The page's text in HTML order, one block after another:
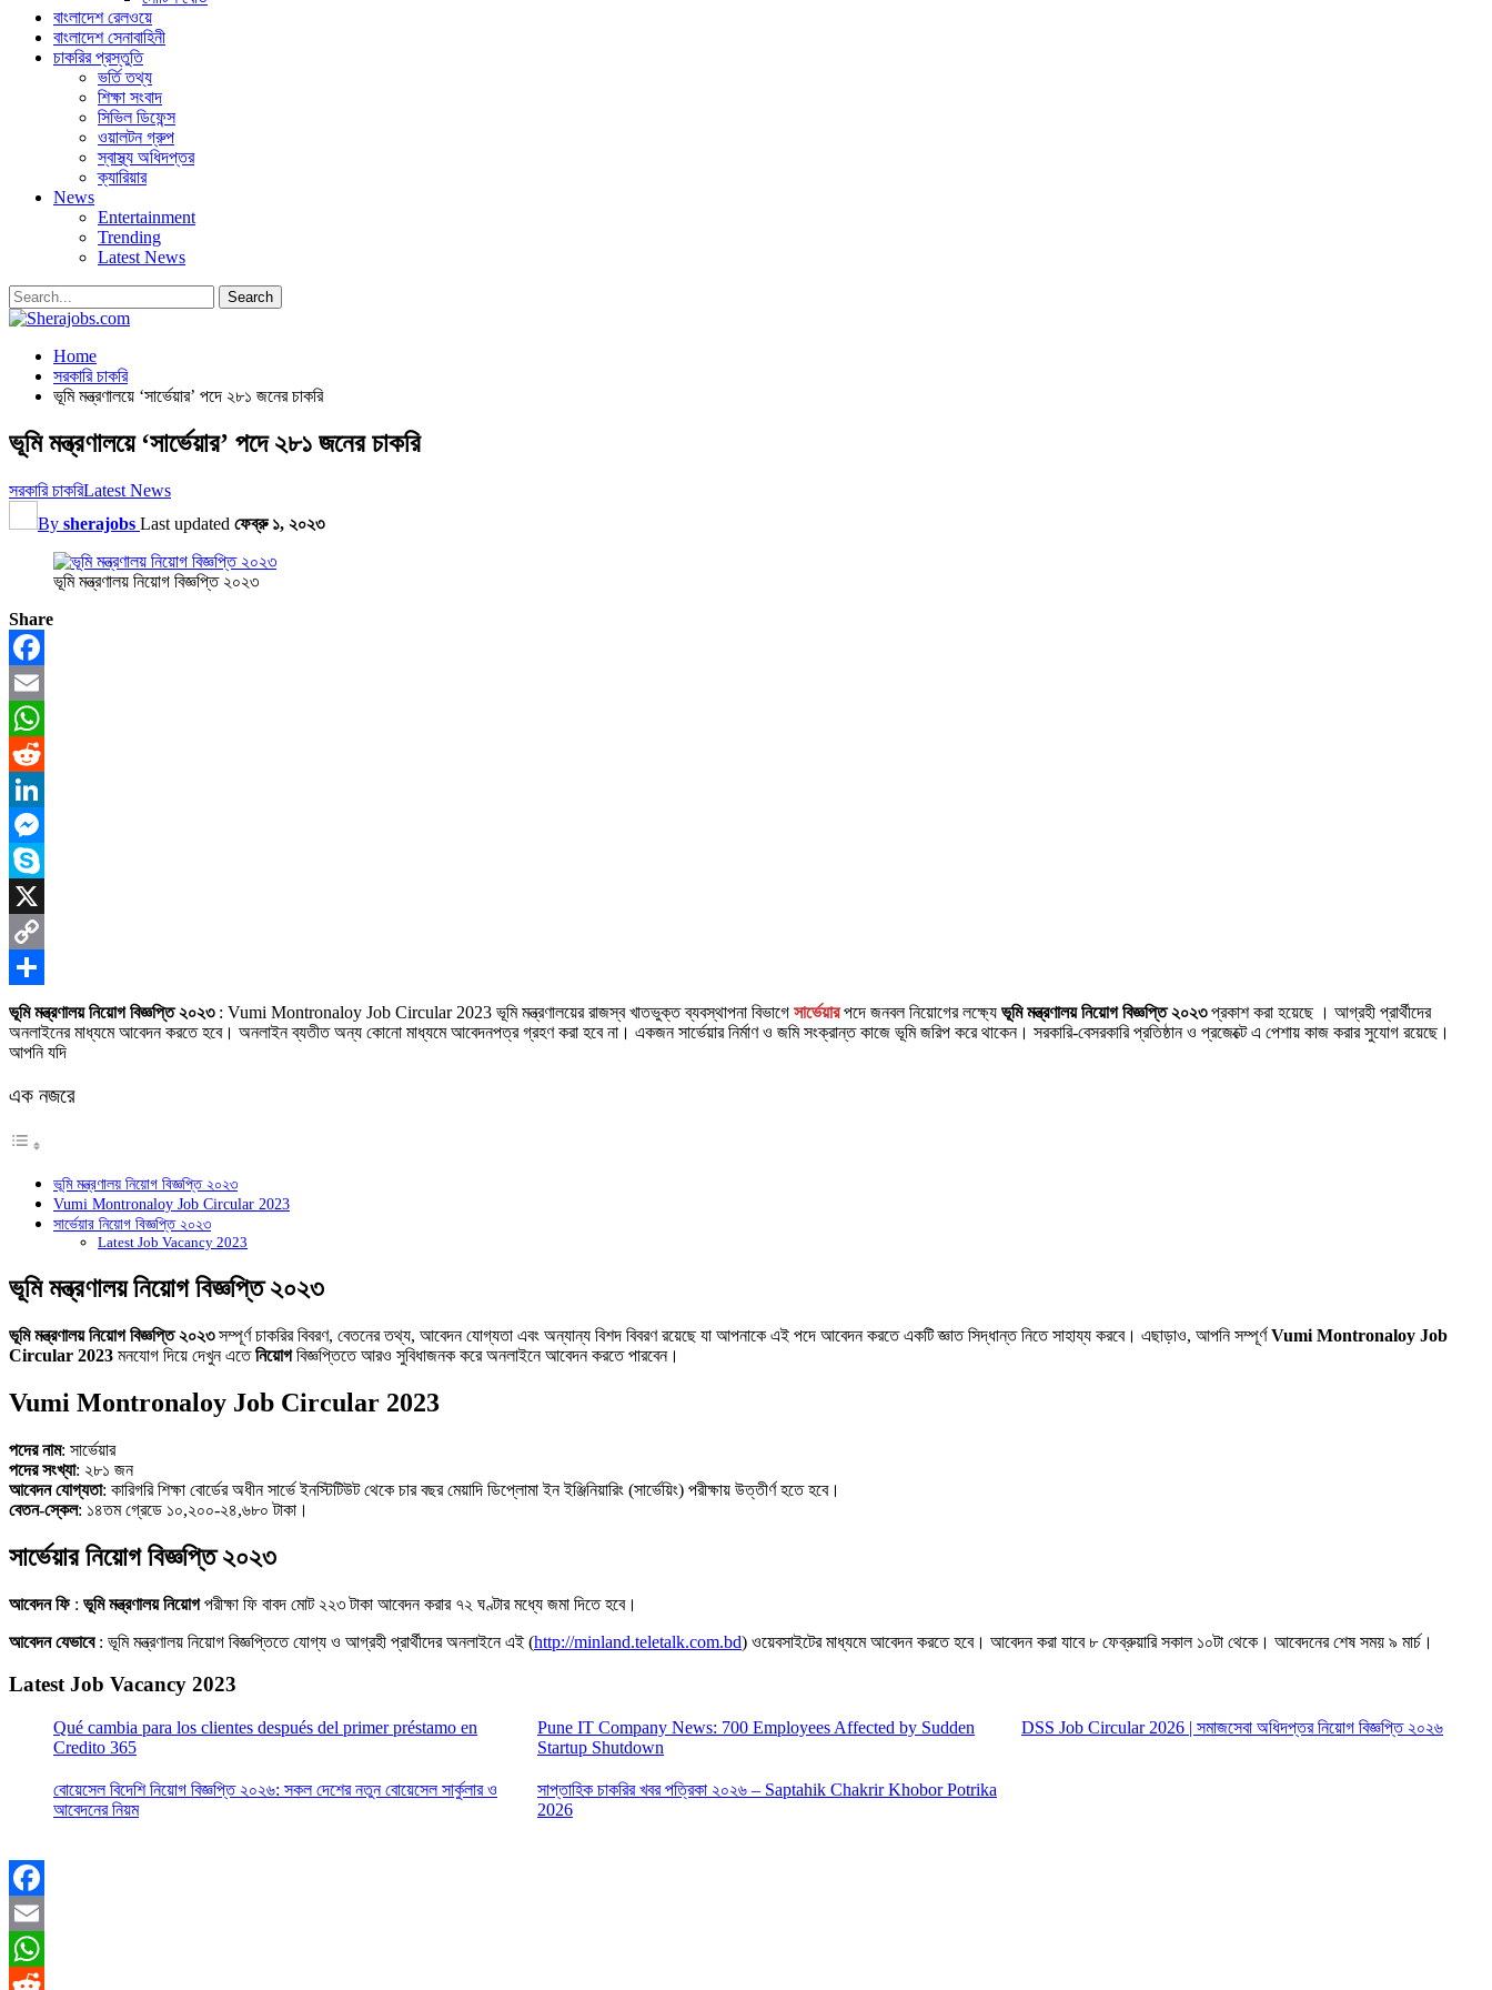
বাংলাদেশ রেলওয়ে
বাংলাদেশ সেনাবাহিনী
চাকরির প্রস্তুতি
ভর্তি তথ্য
শিক্ষা সংবাদ
সিভিল ডিফেন্স
ওয়ালটন গ্রুপ
স্বাস্থ্য অধিদপ্তর
ক্যারিয়ার
News
Entertainment
Trending
Latest News
Home
সরকারি চাকরি
ভূমি মন্ত্রণালয়ে ‘সার্ভেয়ার’ পদে ২৮১ জনের চাকরি
ভূমি মন্ত্রণালয়ে ‘সার্ভেয়ার’ পদে ২৮১ জনের চাকরি
সরকারি চাকরিLatest News
By sherajobs Last updated ফেব্রু ১, ২০২৩
ভূমি মন্ত্রণালয় নিয়োগ বিজ্ঞপ্তি ২০২৩
Share
Facebook
Email
WhatsApp
Reddit
LinkedIn
Messenger
Skype
X
Copy
Link
Share
ভূমি মন্ত্রণালয় নিয়োগ বিজ্ঞপ্তি ২০২৩: Vumi Montronaloy Job Circular 2023 ভূমি মন্ত্রণালয়ের রাজস্ব খাতভুক্ত ব্যবস্থাপনা বিভাগে সার্ভেয়ারপদে জনবল নিয়োগের লক্ষ্যে ভূমি মন্ত্রণালয় নিয়োগ বিজ্ঞপ্তি ২০২৩প্রকাশ করা হয়েছে । আগ্রহী প্রার্থীদের
অনলাইনের মাধ্যমে আবেদন করতে হবে। অনলাইন ব্যতীত অন্য কোনো মাধ্যমে আবেদনপত্র গ্রহণ করা হবে না। একজন সার্ভেয়ার নির্মাণ ও জমি সংক্রান্ত কাজে ভূমি জরিপ করে থাকেন। সরকারি-বেসরকারি প্রতিষ্ঠান ও প্রজেক্টে এ পেশায় কাজ করার সুযোগ রয়েছে।
আপনি যদি
এক নজরে
ভূমি মন্ত্রণালয় নিয়োগ বিজ্ঞপ্তি ২০২৩
Vumi Montronaloy Job Circular 2023
সার্ভেয়ার নিয়োগ বিজ্ঞপ্তি ২০২৩
Latest Job Vacancy 2023
ভূমি মন্ত্রণালয় নিয়োগ বিজ্ঞপ্তি ২০২৩
ভূমি মন্ত্রণালয় নিয়োগ বিজ্ঞপ্তি ২০২৩সম্পূর্ণ চাকরির বিবরণ, বেতনের তথ্য, আবেদন যোগ্যতা এবং অন্যান্য বিশদ বিবরণ রয়েছে যা আপনাকে এই পদে আবেদন করতে একটি জ্ঞাত সিদ্ধান্ত নিতে সাহায্য করবে। এছাড়াও, আপনি সম্পূর্ণVumi Montronaloy Job
Circular 2023 মনযোগ দিয়ে দেখুন এতেনিয়োগবিজ্ঞপ্তিতে আরও সুবিধাজনক করে অনলাইনে আবেদন করতে পারবেন।
Vumi Montronaloy Job Circular 2023
পদের নাম: সার্ভেয়ার
পদের সংখ্যা: ২৮১ জন
আবেদন যোগ্যতা: কারিগরি শিক্ষা বোর্ডের অধীন সার্ভে ইনস্টিটিউট থেকে চার বছর মেয়াদি ডিপ্লোমা ইন ইঞ্জিনিয়ারিং (সার্ভেয়িং) পরীক্ষায় উত্তীর্ণ হতে হবে।
বেতন-স্কেল: ১৪তম গ্রেডে ১০,২০০-২৪,৬৮০ টাকা।
সার্ভেয়ার নিয়োগ বিজ্ঞপ্তি ২০২৩
আবেদন ফি: ভূমি মন্ত্রণালয় নিয়োগপরীক্ষা ফি বাবদ মোট ২২৩ টাকা আবেদন করার ৭২ ঘণ্টার মধ্যে জমা দিতে হবে।
আবেদন যেভাবে: ভূমি মন্ত্রণালয় নিয়োগ বিজ্ঞপ্তিতে যোগ্য ও আগ্রহী প্রার্থীদের অনলাইনে এই (http://minland.teletalk.com.bd) ওয়েবসাইটের মাধ্যমে আবেদন করতে হবে। আবেদন করা যাবে ৮ ফেব্রুয়ারি সকাল ১০টা থেকে। আবেদনের শেষ সময় ৯ মার্চ।
Latest Job Vacancy 2023
Qué cambia para los clientes después del primer préstamo en
Credito 365
Pune IT Company News: 700 Employees Affected by Sudden
Startup Shutdown
DSS Job Circular 2026 | সমাজসেবা অধিদপ্তর নিয়োগ বিজ্ঞপ্তি ২০২৬
বোয়েসেল বিদেশি নিয়োগ বিজ্ঞপ্তি ২০২৬: সকল দেশের নতুন বোয়েসেল সার্কুলার ও
আবেদনের নিয়ম
সাপ্তাহিক চাকরির খবর পত্রিকা ২০২৬ – Saptahik Chakrir Khobor Potrika
2026
Facebook
Email
WhatsApp